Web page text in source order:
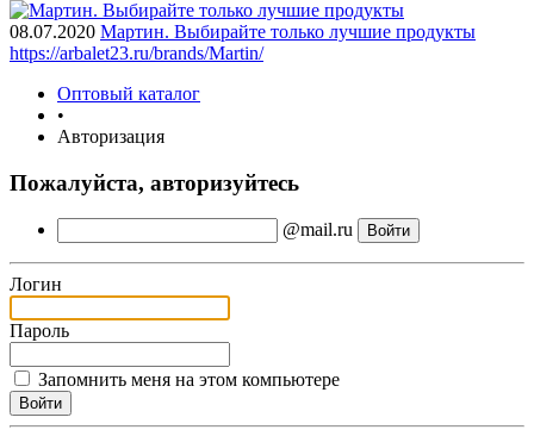
08.07.2020 Мартин. Выбирайте только лучшие продукты
https://arbalet23.ru/brands/Martin/
Оптовый каталог
•
Авторизация
Пожалуйста, авторизуйтесь
@mail.ru
Логин
Пароль
Запомнить меня на этом компьютере